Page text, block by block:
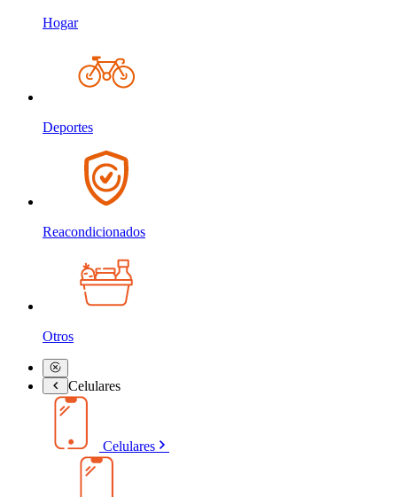
Hogar
Deportes
Reacondicionados
Otros
Celulares
Celulares